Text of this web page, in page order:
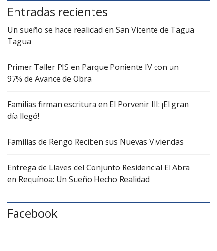
Entradas recientes
Un sueño se hace realidad en San Vicente de Tagua
Tagua
Primer Taller PIS en Parque Poniente IV con un
97% de Avance de Obra
Familias firman escritura en El Porvenir III: ¡El gran
día llegó!
Familias de Rengo Reciben sus Nuevas Viviendas
Entrega de Llaves del Conjunto Residencial El Abra
en Requínoa: Un Sueño Hecho Realidad
Facebook